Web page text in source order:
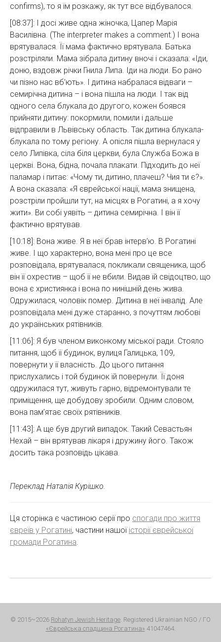
confirms), то я їм розкажу, як тут все відбувалося.
[08:37]: І досі живе одна жіночка, Цапер Марія
Василівна. (The interpreter makes a comment.) І вона
врятувалася. Її мама фактично врятувала. Батька
розстріляли. Мама зібрала дитину вночі і сказала: «Іди,
доню, вздовж річки Гнила Липа. Іди на люди. Бо рано
чи пізно нас вб’ють». І дитина набралася відваги –
семирічна дитина – і вона пішла на люди. І так від
одного села блукала до другого, кожен боявся
прийняти дитину: покормили, помили і дальше
відправили в Львівську область. Так дитина блукала-
блукала по тому регіону. А опісля пішла вернулася у
село Липівка, сіла біля церкви, була Служба Божа в
церкві. Вона, бідна, почала плакати. Підходить до неї
паламар і питає: «Чому ти, дитино, плачеш? Чия ти є?».
А вона сказала: «Я єврейської нації, мама знищена,
розстріли пройшли тут, на місцях в Рогатині, а я хочу
жити». Ви собі уявіть – дитина семирічна. І він її
фактично врятував.
[10:18]: Вона живе. Я в неї брав інтерв’ю. В Рогатині
живе. І що характерно, вона мені про це все
розповідала, врятувалася, покликали священика, щоб
він її охрестив – щоб її не вбили. Видав їй свідоцтво, що
вона є християнка і вона по нинішній день жива.
Одружилася, чоловік помер. Дитина в неї інвалід. Але
розповідала мені дуже старанно, з почуттям любові
до українських рятівників.
[11:06]: Я був членом виконкому міської ради. Стояло
питання, щоб її будинок, вулиця Галицька, 109,
повернути у її власність. До цього питання
прислухались і той будинок їй повернули. Її доня
одружилася тут, живуть гарно, відремонтували те
приміщення, ще добудову зробили. Одним словом,
вона пам’ятає своїх рятівників.
[11:43]: А ще був другий випадок. Такий Севастьян
Нехай – він врятував лікаря і дружину його. Також
досить така розповідь цікава.
Переклад Наталія Курішко.
Ця сторінка є частиною серії про спогади про життя
євреїв у Рогатині, частини нашої історії єврейської
громади Рогатина.
© 2015~2026 Rohatyn Jewish Heritage. Registered Ukrainian NGO / ГО
«Єврейська спадщина Рогатина» 41047464.